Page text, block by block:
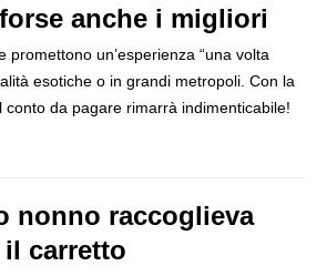
anche i migliori
promettono un’esperienza “una volta
esotiche o in grandi metropoli. Con la
conto da pagare rimarrà indimenticabile!
nonno raccoglieva
carretto